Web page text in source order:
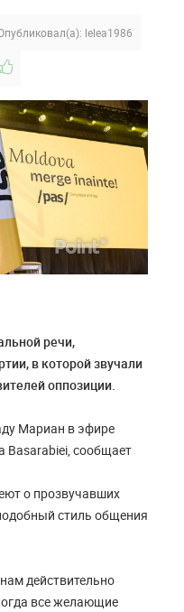
lelea1986
речи,
в которой звучали
оппозиции.
Мариан в эфире
Basarabiei, сообщает
о прозвучавших
стиль общения
действительно
все желающие